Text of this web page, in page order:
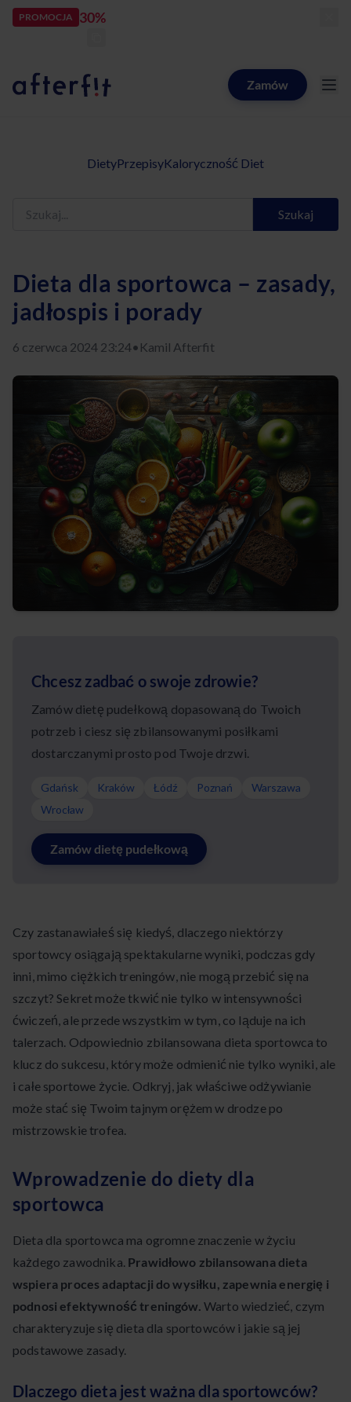
PROMOCJA 30%
Catering dietetyczny AfterfitZamów
DietyPrzepisyKaloryczność Diet
Szukaj
Dieta dla sportowca – zasady,
jadłospis i porady
6 czerwca 2024 23:24• Kamil Afterfit
Chcesz zadbać o swoje zdrowie?
Zamów dietę pudełkową dopasowaną do Twoich
potrzeb i ciesz się zbilansowanymi posiłkami
dostarczanymi prosto pod Twoje drzwi.
Gdańsk Kraków Łódź Poznań
Warszawa
Wrocław
Zamów dietę pudełkową
Czy zastanawiałeś się kiedyś, dlaczego niektórzy
sportowcy osiągają spektakularne wyniki, podczas gdy
inni, mimo ciężkich treningów, nie mogą przebić się na
szczyt? Sekret może tkwić nie tylko w intensywności
ćwiczeń, ale przede wszystkim w tym, co ląduje na ich
talerzach. Odpowiednio zbilansowana dieta sportowca to
klucz do sukcesu, który może odmienić nie tylko wyniki, ale
i całe sportowe życie. Odkryj, jak właściwe odżywianie
może stać się Twoim tajnym orężem w drodze po
mistrzowskie trofea.
Wprowadzenie do diety dla
sportowca
Dieta dla sportowca ma ogromne znaczenie w życiu
każdego zawodnika. Prawidłowo zbilansowana dieta
wspiera proces adaptacji do wysiłku, zapewnia energię i
podnosi efektywność treningów. Warto wiedzieć, czym
charakteryzuje się dieta dla sportowców i jakie są jej
podstawowe zasady.
Dlaczego dieta jest ważna dla sportowców?